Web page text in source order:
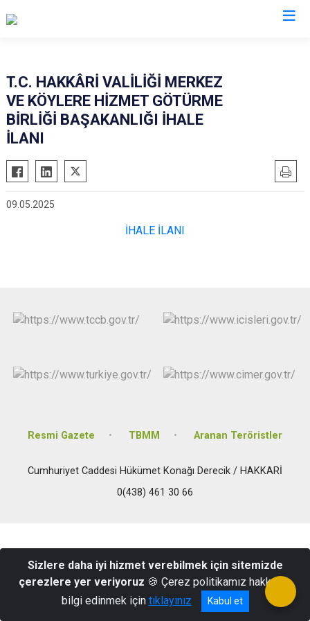
Çukurca
Şemdinli
Derecik
T.C. HAKKÂRİ VALİLİĞİ MERKEZ
VE KÖYLERE HİZMET GÖTÜRME
BİRLİĞİ BAŞAKANLIĞI İHALE
İLANI
09.05.2025
İHALE İLANI
Resmi Gazete TBMM Aranan Teröristler
Cumhuriyet Caddesi Hükümet Konağı Derecik / HAKKARİ
0(438) 461 30 66
Sizlere daha iyi hizmet verebilmek için sitemizde
çerezlere yer veriyoruz 🍪 Çerez politikamız hakkında
bilgi edinmek için tıklayınız Kabul et